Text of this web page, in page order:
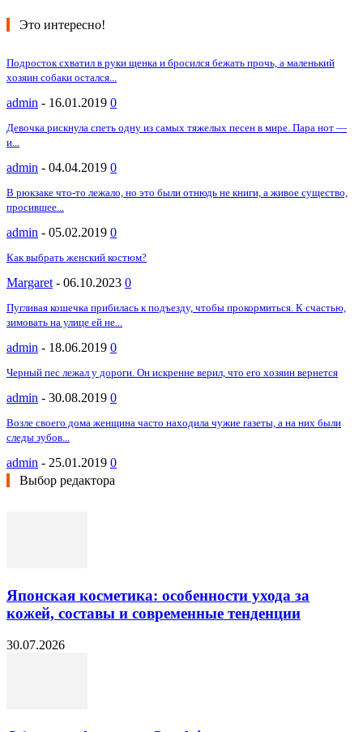
Это интересно!
Подросток схватил в руки щенка и бросился бежать прочь, а маленький
хозяин собаки остался...
admin - 16.01.2019 0
Девочка рискнула спеть одну из самых тяжелых песен в мире. Пара нот —
и...
admin - 04.04.2019 0
В рюкзаке что-то лежало, но это были отнюдь не книги, а живое существо,
просившее...
admin - 05.02.2019 0
Как выбрать женский костюм?
Margaret - 06.10.2023 0
Пугливая кошечка прибилась к подъезду, чтобы прокормиться. К счастью,
зимовать на улице ей не...
admin - 18.06.2019 0
Черный пес лежал у дороги. Он искренне верил, что его хозяин вернется
admin - 30.08.2019 0
Возле своего дома женщина часто находила чужие газеты, а на них были
следы зубов...
admin - 25.01.2019 0
Выбор редактора
Японская косметика: особенности ухода за
кожей, составы и современные тенденции
30.07.2026